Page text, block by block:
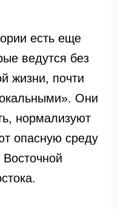
есть еще
ведутся без
жизни, почти
Они
нормализуют
опасную среду